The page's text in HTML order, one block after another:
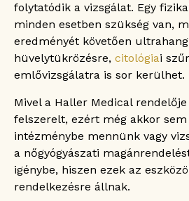
folytatódik a vizsgálat. Egy
minden esetben szükség van,
eredményét követően
hüvelytükrözésre, citológiai
emlővizsgálatra is sor kerülhet.
Mivel a Haller Medical
felszerelt, ezért még akkor
intézménybe mennünk vagy
a nőgyógyászati
igénybe, hiszen ezek az
rendelkezésre állnak.